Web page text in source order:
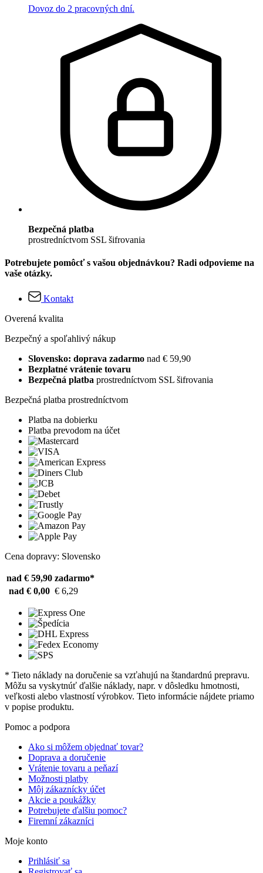
Dovoz do 2 pracovných dní.
Bezpečná platba
prostredníctvom SSL šifrovania
Potrebujete pomôcť s vašou objednávkou? Radi odpovieme na
vaše otázky.
Kontakt
Overená kvalita
Bezpečný a spoľahlivý nákup
Slovensko: doprava zadarmo nad € 59,90
Bezplatné vrátenie tovaru
Bezpečná platba prostredníctvom SSL šifrovania
Bezpečná platba prostredníctvom
Platba na dobierku
Platba prevodom na účet
Cena dopravy: Slovensko
nad € 59,90 zadarmo*
nad € 0,00 € 6,29
* Tieto náklady na doručenie sa vzťahujú na štandardnú prepravu.
Môžu sa vyskytnúť ďalšie náklady, napr. v dôsledku hmotnosti,
veľkosti alebo vlastností výrobkov. Tieto informácie nájdete priamo
v popise produktu.
Pomoc a podpora
Ako si môžem objednať tovar?
Doprava a doručenie
Vrátenie tovaru a peňazí
Možnosti platby
Môj zákaznícky účet
Akcie a poukážky
Potrebujete ďalšiu pomoc?
Firemní zákazníci
Moje konto
Prihlásiť sa